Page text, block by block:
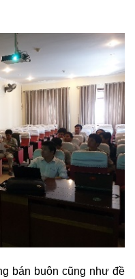
bán buôn cũng như đề